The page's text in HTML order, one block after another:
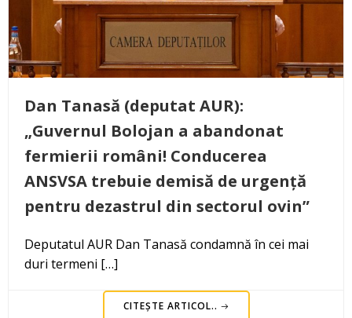
Dan Tanasă (deputat AUR):
„Guvernul Bolojan a abandonat
fermierii români! Conducerea
ANSVSA trebuie demisă de urgență
pentru dezastrul din sectorul ovin”
Deputatul AUR Dan Tanasă condamnă în cei mai
duri termeni […]
CITEȘTE ARTICOL..